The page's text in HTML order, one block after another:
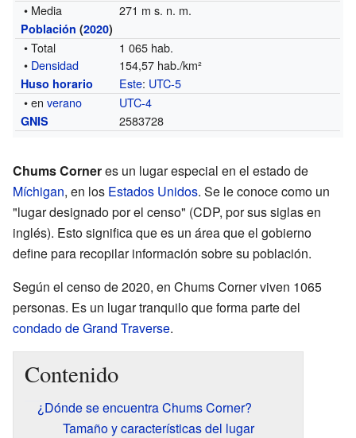
• Media 271 m s. n. m.
Población (2020)
• Total
1 065 hab.
• Densidad 154,57 hab./km²
Huso horario Este: UTC-5
• enverano UTC-4
GNIS 2583728
Chums Corneres un lugar especial en el estado de
Míchigan, en los Estados Unidos. Se le conoce como un
"lugar designado por el censo" (CDP, por sus siglas en
inglés). Esto significa que es un área que el gobierno
define para recopilar información sobre su población.
Según el censo de 2020, en Chums Corner viven 1065
personas. Es un lugar tranquilo que forma parte del
condado de Grand Traverse.
Contenido
¿Dónde se encuentra Chums Corner?
Tamaño y características del lugar